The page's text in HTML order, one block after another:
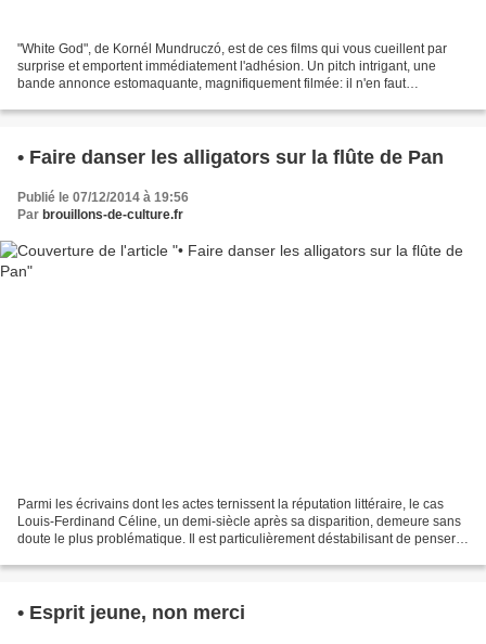
"White God", de Kornél Mundruczó, est de ces films qui vous cueillent par
surprise et emportent immédiatement l'adhésion. Un pitch intrigant, une
bande annonce estomaquante, magnifiquement filmée: il n'en faut
• Faire danser les alligators sur la flûte de Pan
Publié le 07/12/2014 à 19:56
Par brouillons-de-culture.fr
Parmi les écrivains dont les actes ternissent la réputation littéraire, le cas
Louis-Ferdinand Céline, un demi-siècle après sa disparition, demeure sans
doute le plus problématique. Il est particulièrement déstabilisant de penser
• Esprit jeune, non merci